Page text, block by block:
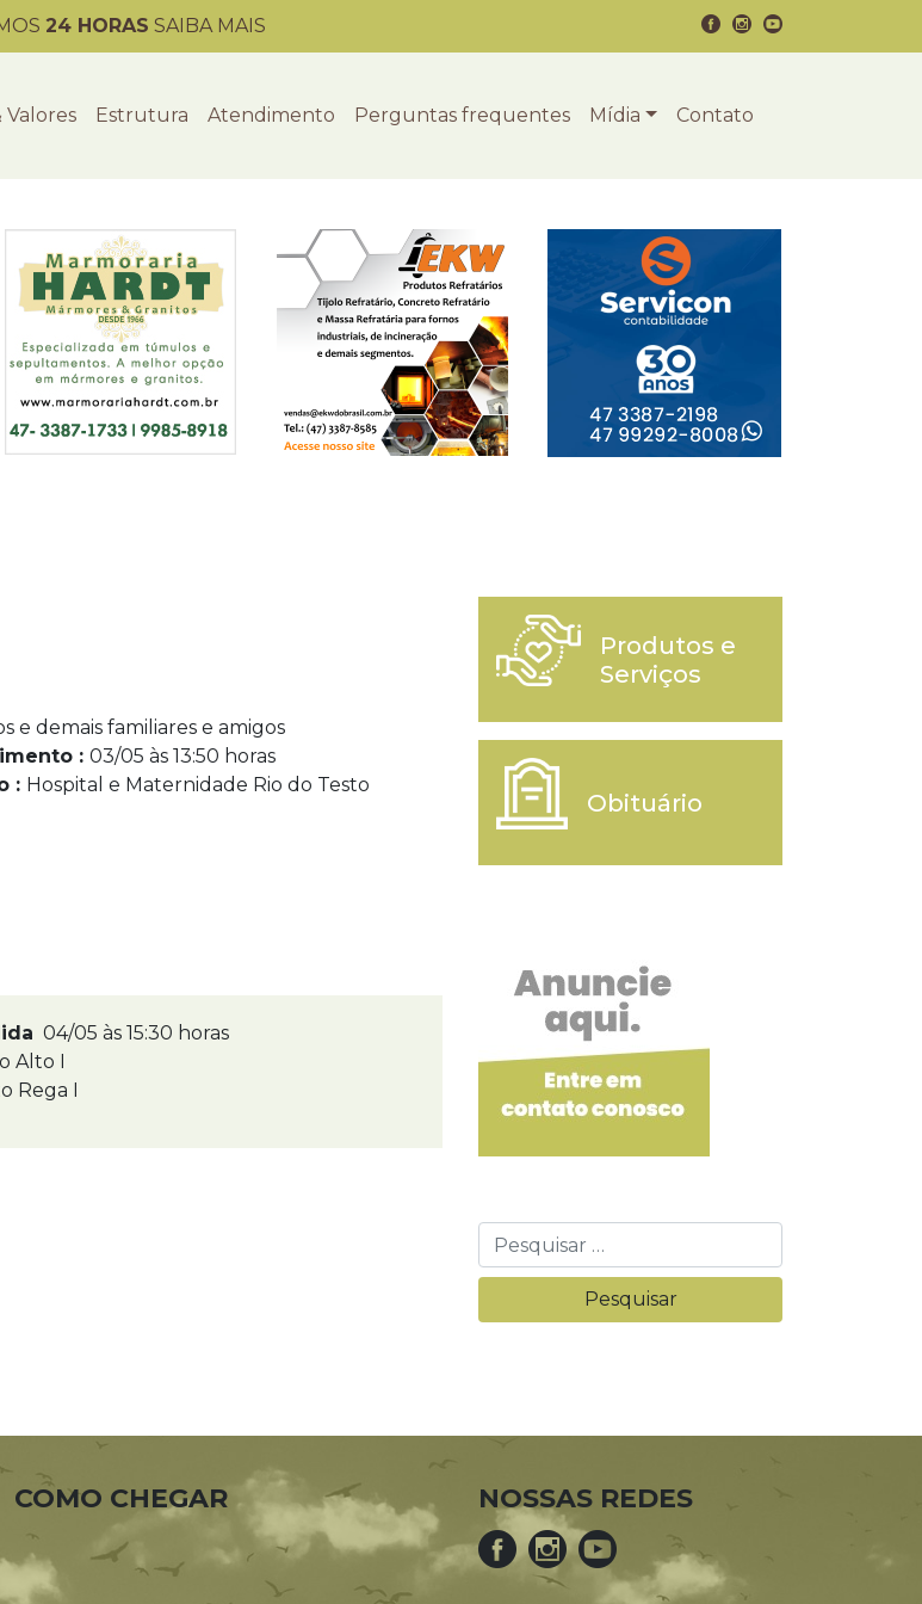
24 HORAS SAIBA MAIS
Valores Estrutura Atendimento Perguntas frequentes Mídia Contato
e demais familiares e amigos
: 03/05 às 13:50 horas
: Hospital e Maternidade Rio do Testo
04/05 às 15:30 horas
Alto I
Rega I
Produtos e
Serviços
Obituário
COMO CHEGAR NOSSAS REDES